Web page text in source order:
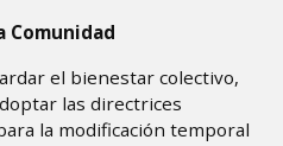
Comunidad
el bienestar colectivo,
las directrices
la modificación temporal